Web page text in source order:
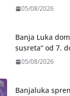
05/08/2026
Banja Luka
susreta“ od 7.
05/08/2026
Banjaluka